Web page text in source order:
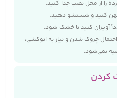
را از محل نصب جدا کنید.
کنید و شستشو دهید.
آویزان کنید تا خشک شود.
چروک شدن و نیاز به اتوکشی،
نمی‌شود.
کردن